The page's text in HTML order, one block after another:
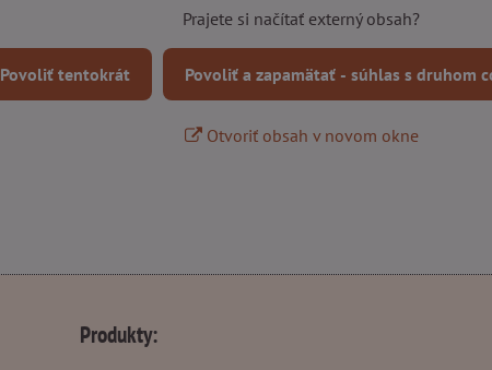
Prajete si načítať externý obsah?
Povoliť tentokrát Povoliť a zapamätať - súhlas s druhom
Otvoriť obsah v novom okne
Produkty: